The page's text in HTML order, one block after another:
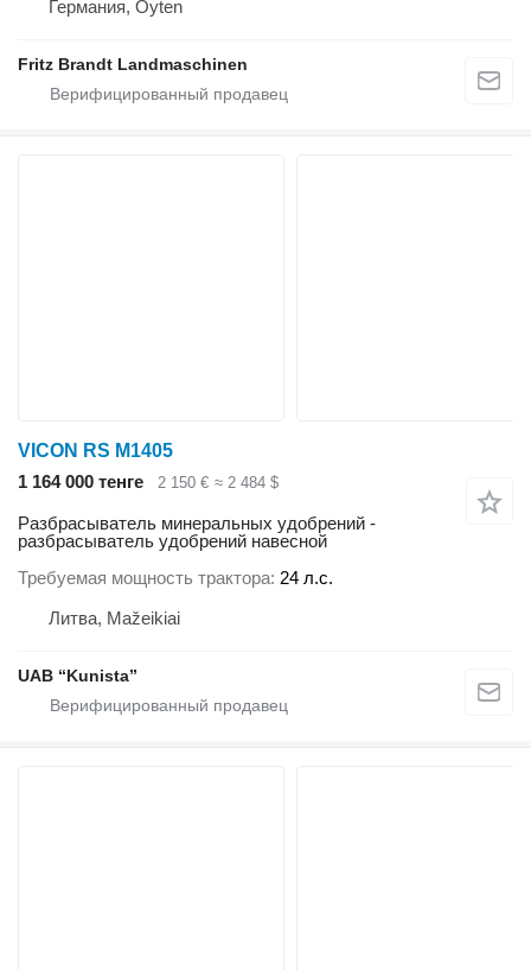
Германия, Oyten
Fritz Brandt Landmaschinen
VICON RS M1405
1 164 000 тенге
2 150 € ≈ 2 484 $
Разбрасыватель минеральных удобрений -
разбрасыватель удобрений навесной
Требуемая мощность трактора 24 л.с.
Литва, Mažeikiai
UAB “Kunista”